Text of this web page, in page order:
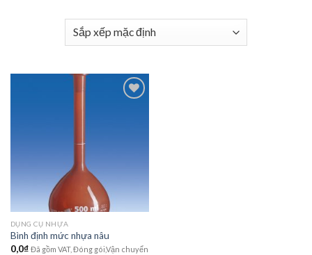
DỤNG CỤ NHỰA
Bình định mức nhựa nâu
0,0₫ Đã gồm VAT, Đóng gói,Vận chuyển